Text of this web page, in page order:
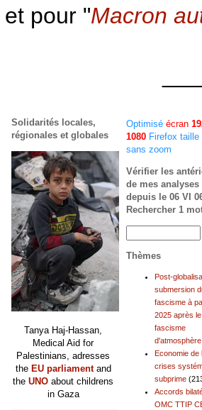
et pour "Macron
Optimisé écran
1080 Firefox taille
sans zoom
Vérifier les
de mes analyses
depuis le 06 VI
Rechercher 1
Thèmes
Post-
submersion
fascisme à
2025 après le
fascisme
d'atmosphère
Economie de
crises
subprime
Accords
OMC TTIP
Solidarités locales,
régionales et globales
Tanya Haj-Hassan,
Medical Aid for
Palestinians, adresses
the EU parliamentand
the UNO about childrens
in Gaza